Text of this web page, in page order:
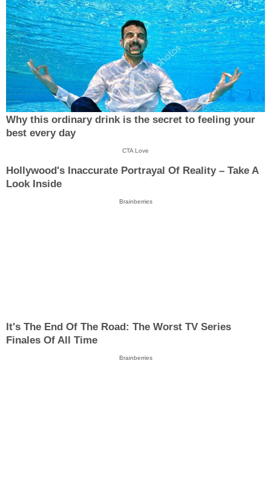
Why this ordinary drink is the secret to feeling your
best every day
CTA Love
Hollywood's Inaccurate Portrayal Of Reality – Take A
Look Inside
Brainberries
It's The End Of The Road: The Worst TV Series
Finales Of All Time
Brainberries